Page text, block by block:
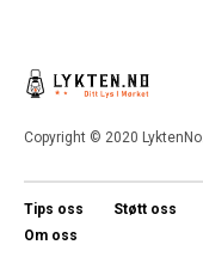
Copyright © 2020 LyktenNo.
Tips oss Støtt oss
Om oss